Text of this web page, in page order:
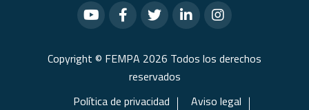
Copyright © FEMPA 2026 Todos los derechos
reservados
Política de privacidad
Aviso legal